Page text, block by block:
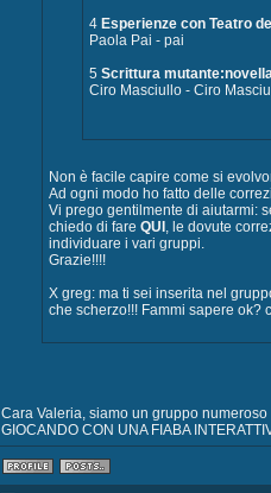
4 Esperienze con Teatro
Paola Pai - pai
5 Scrittura
Ciro Masciullo - Ciro
Non è facile capire come si
Ad ogni modo ho fatto delle
Vi prego gentilmente di aiutarmi:
chiedo di fareQUI , le dovute
individuare i vari gruppi.
Grazie!!!!
X greg: ma ti sei inserita nel
che scherzo!!! Fammi sapere ok?
Cara Valeria, siamo un gruppo
GIOCANDO CON UNA FIABA